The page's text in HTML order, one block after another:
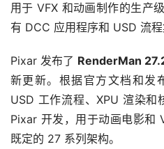
用于 VFX 和动画制作的生产
有 DCC 应用程序和 USD 流程
Pixar 发布了 RenderMan
新更新。根据官方文档和发
USD 工作流程、XPU 渲染和
Pixar 开发，用于动画电影和
既定的 27 系列架构。